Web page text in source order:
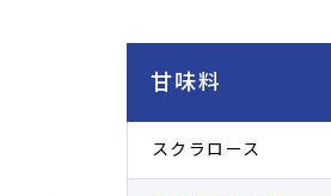
甘味料
スクラロース